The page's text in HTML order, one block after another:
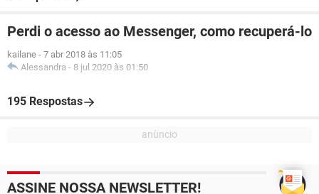
Perdi o acesso ao Messenger, como recuperá-lo
kailane - 7 abr 2018 às 11:05
Alessandra - 8 jul 2020 às 01:50
195 Respostas
ASSINE NOSSA NEWSLETTER!